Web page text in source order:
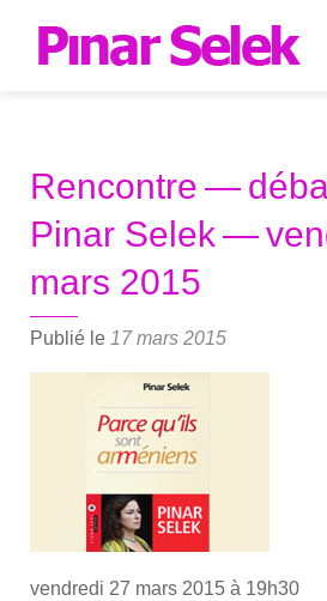
Rencontre —
Pinar Selek —
mars 2015
Publié le 17 mars 2015
ven­dre­di 27 mars 2015 à 19h30